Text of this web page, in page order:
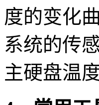
度的变化
系统的传
主硬盘温